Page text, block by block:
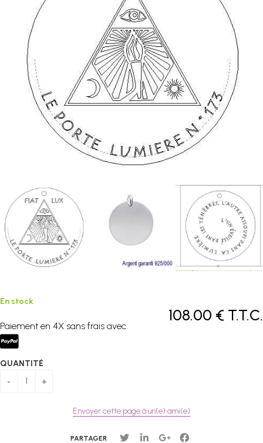
108.00 € T.T.C.
En stock
Paiement en 4X sans frais avec
QUANTITÉ
Envoyer cette page à un(e) ami(e)
PARTAGER